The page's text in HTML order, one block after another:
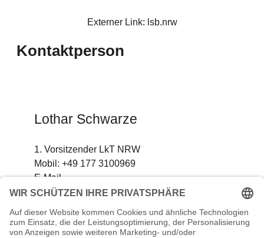
Externer Link: lsb.nrw
Kontaktperson
Lothar Schwarze
1. Vorsitzender LkT NRW
Mobil: +49 177 3100969
E-Mail
Für die Inhalte dieser Unterseite